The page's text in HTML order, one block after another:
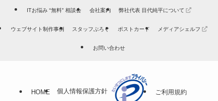
ITお悩み “無料” 相談会 会社案内 弊社代表 目代純平について
ウェブサイト制作事例 スタッフぶろぐ ポストカード メディアシェルフ
お問い合わせ
HOME 個人情報保護方針 ご利用規約